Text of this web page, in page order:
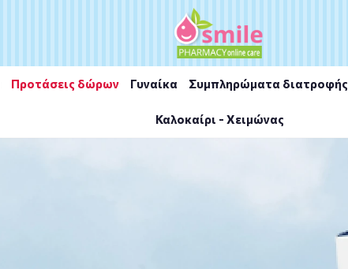
Προτάσεις δώρων Γυναίκα Συμπληρώματα διατροφής
Καλοκαίρι - Χειμώνας